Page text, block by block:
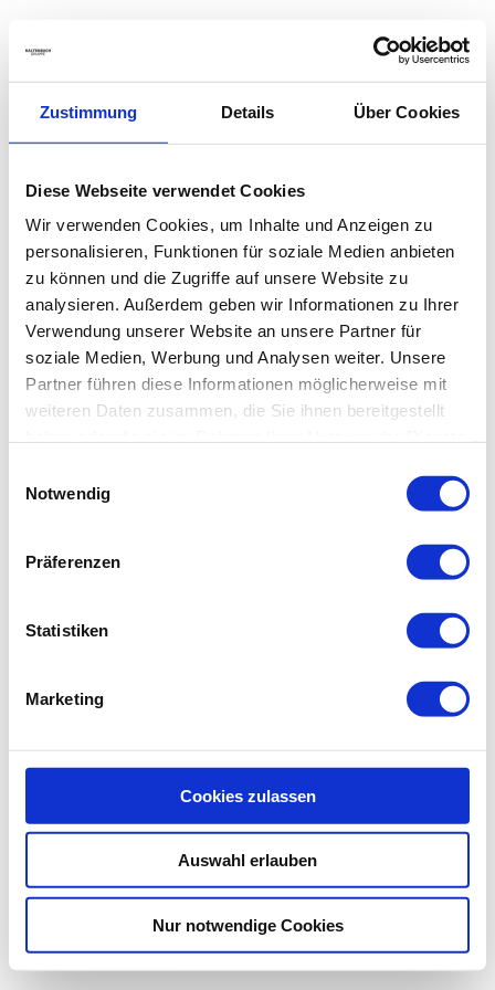
Zustimmung Details Über Cookies
Diese Webseite verwendet Cookies
Wir verwenden Cookies, um Inhalte und Anzeigen zu
personalisieren, Funktionen für soziale Medien anbieten
zu können und die Zugriffe auf unsere Website zu
analysieren. Außerdem geben wir Informationen zu Ihrer
Verwendung unserer Website an unsere Partner für
soziale Medien, Werbung und Analysen weiter. Unsere
Partner führen diese Informationen möglicherweise mit
weiteren Daten zusammen, die Sie ihnen bereitgestellt
Notwendig
Präferenzen
Statistiken
Marketing
Cookies zulassen
Auswahl erlauben
Nur notwendige Cookies